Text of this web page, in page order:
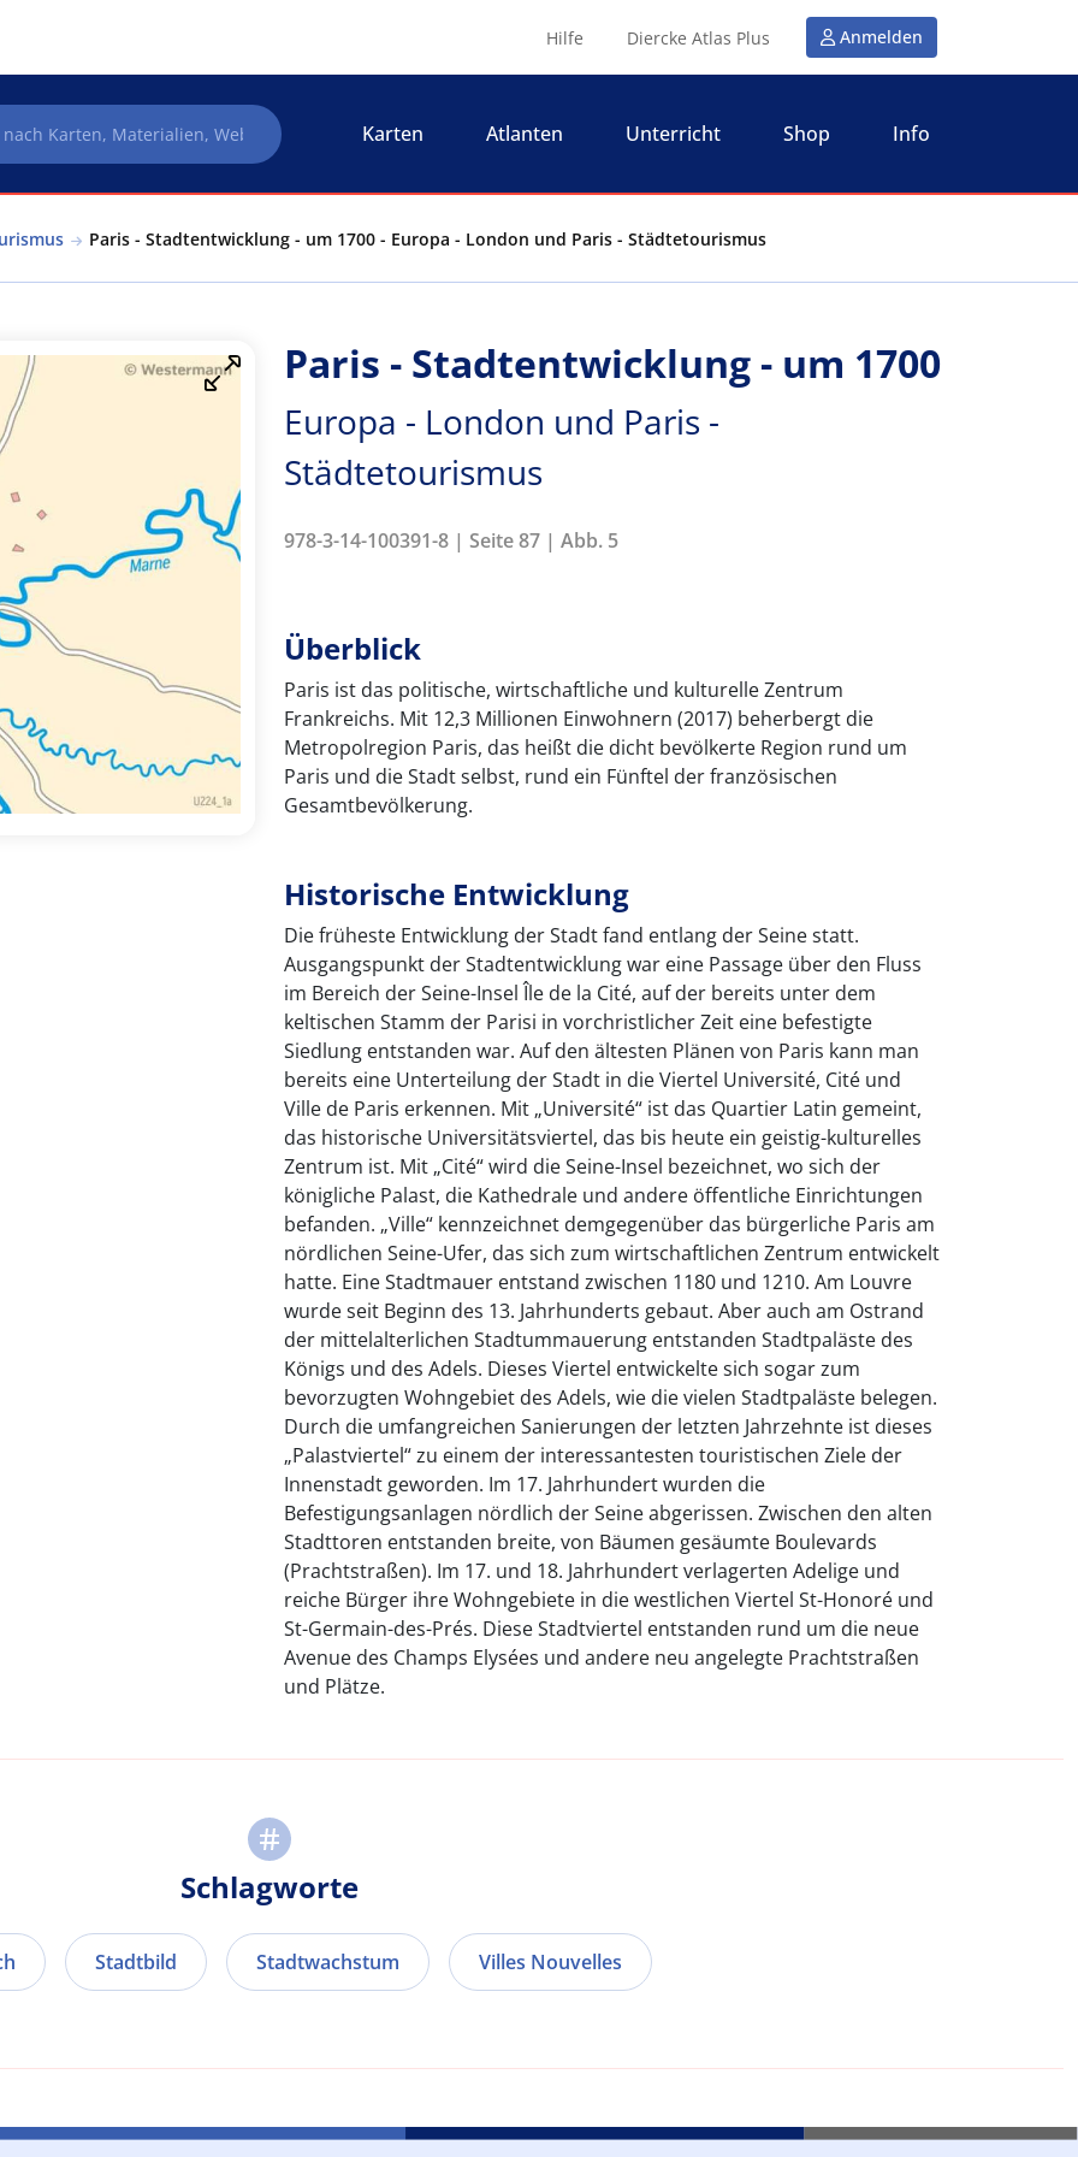
Hilfe Diercke Atlas Plus Anmelden
Karten Atlanten Unterricht Shop Info
Paris - Stadtentwicklung - um 1700 - Europa - London und Paris - Städtetourismus
Paris - Stadtentwicklung - um 1700
Europa - London und Paris -
Städtetourismus
978-3-14-100391-8 | Seite 87 | Abb. 5
Überblick
Paris ist das politische, wirtschaftliche und kulturelle Zentrum
Frankreichs. Mit 12,3 Millionen Einwohnern (2017) beherbergt die
Metropolregion Paris, das heißt die dicht bevölkerte Region rund um
Paris und die Stadt selbst, rund ein Fünftel der französischen
Gesamtbevölkerung.
Historische Entwicklung
Die früheste Entwicklung der Stadt fand entlang der Seine statt.
Ausgangspunkt der Stadtentwicklung war eine Passage über den Fluss
im Bereich der Seine-Insel Île de la Cité, auf der bereits unter dem
keltischen Stamm der Parisi in vorchristlicher Zeit eine befestigte
Siedlung entstanden war. Auf den ältesten Plänen von Paris kann man
bereits eine Unterteilung der Stadt in die Viertel Université, Cité und
Ville de Paris erkennen. Mit „Université“ ist das Quartier Latin gemeint,
das historische Universitätsviertel, das bis heute ein geistig-kulturelles
Zentrum ist. Mit „Cité“ wird die Seine-Insel bezeichnet, wo sich der
königliche Palast, die Kathedrale und andere öffentliche Einrichtungen
befanden. „Ville“ kennzeichnet demgegenüber das bürgerliche Paris am
nördlichen Seine-Ufer, das sich zum wirtschaftlichen Zentrum entwickelt
hatte. Eine Stadtmauer entstand zwischen 1180 und 1210. Am Louvre
wurde seit Beginn des 13. Jahrhunderts gebaut. Aber auch am Ostrand
der mittelalterlichen Stadtummauerung entstanden Stadtpaläste des
Königs und des Adels. Dieses Viertel entwickelte sich sogar zum
bevorzugten Wohngebiet des Adels, wie die vielen Stadtpaläste belegen.
Durch die umfangreichen Sanierungen der letzten Jahrzehnte ist dieses
„Palastviertel“ zu einem der interessantesten touristischen Ziele der
Innenstadt geworden. Im 17. Jahrhundert wurden die
Befestigungsanlagen nördlich der Seine abgerissen. Zwischen den alten
Stadttoren entstanden breite, von Bäumen gesäumte Boulevards
(Prachtstraßen). Im 17. und 18. Jahrhundert verlagerten Adelige und
reiche Bürger ihre Wohngebiete in die westlichen Viertel St-Honoré und
St-Germain-des-Prés. Diese Stadtviertel entstanden rund um die neue
Avenue des Champs Elysées und andere neu angelegte Prachtstraßen
und Plätze.
Schlagworte
Stadtbild Stadtwachstum Villes Nouvelles